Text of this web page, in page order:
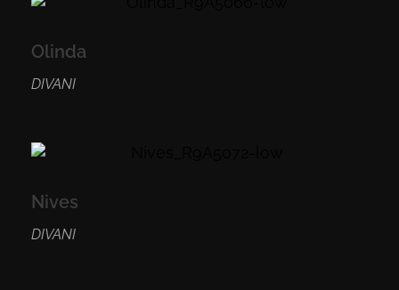
Olinda
DIVANI
Nives
DIVANI